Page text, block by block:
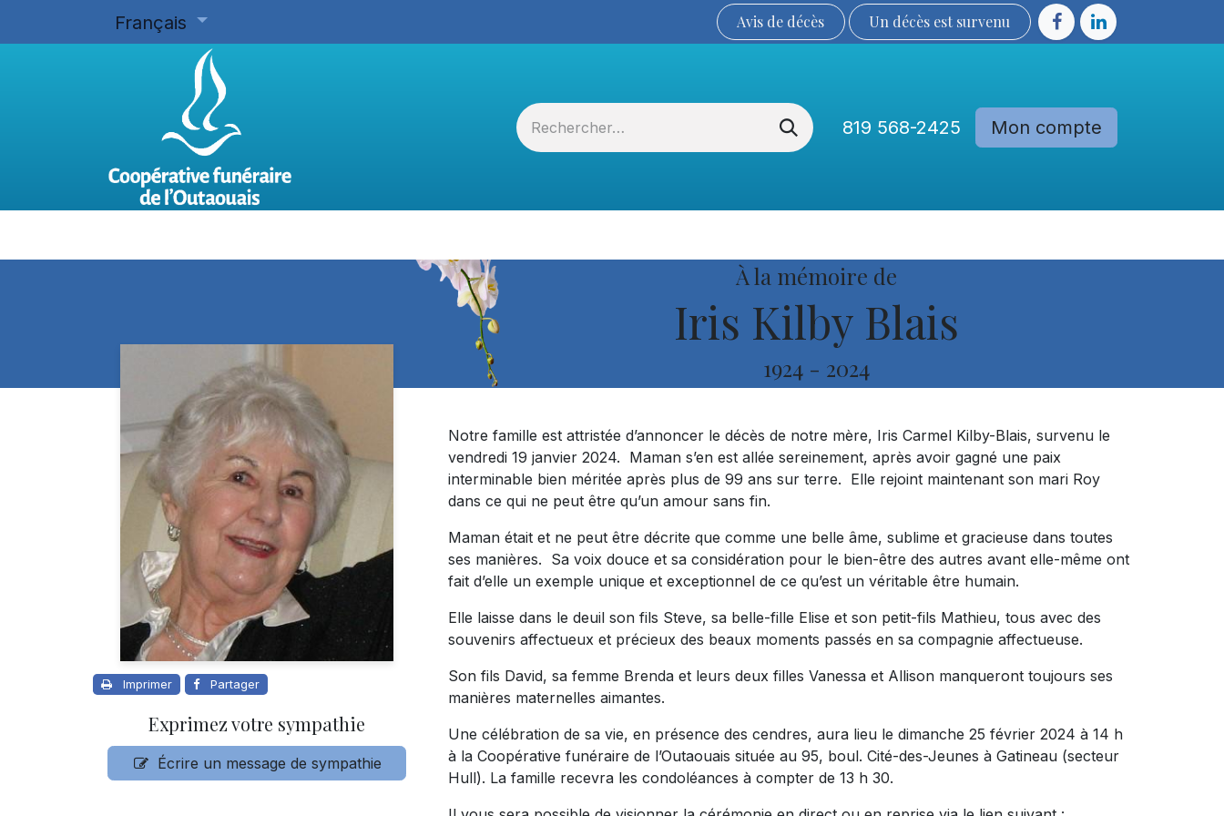
Français Avis de décès Un décès est sur​​​​​​​​ve​nu​​​​​​​​​​
819 568-2425 Mon compte
À la mémoire de
Iris Kilby Blais
1924 - 2024
Imprimer Partager
Exprimez votre sympathie
Écrire un message de sympathie
Notre famille est attristée d’annoncer le décès de notre mère, Iris Carmel Kilby-Blais, survenu le
vendredi 19 janvier 2024. Maman s’en est allée sereinement, après avoir gagné une paix
interminable bien méritée après plus de 99 ans sur terre. Elle rejoint maintenant son mari Roy
dans ce qui ne peut être qu’un amour sans fin.
Maman était et ne peut être décrite que comme une belle âme, sublime et gracieuse dans toutes
ses manières. Sa voix douce et sa considération pour le bien-être des autres avant elle-même ont
fait d’elle un exemple unique et exceptionnel de ce qu’est un véritable être humain.
Elle laisse dans le deuil son fils Steve, sa belle-fille Elise et son petit-fils Mathieu, tous avec des
souvenirs affectueux et précieux des beaux moments passés en sa compagnie affectueuse.
Son fils David, sa femme Brenda et leurs deux filles Vanessa et Allison manqueront toujours ses
manières maternelles aimantes.
Une célébration de sa vie, en présence des cendres, aura lieu le dimanche 25 février 2024 à 14 h
à la Coopérative funéraire de l’Outaouais située au 95, boul. Cité-des-Jeunes à Gatineau (secteur
Hull). La famille recevra les condoléances à compter de 13 h 30.